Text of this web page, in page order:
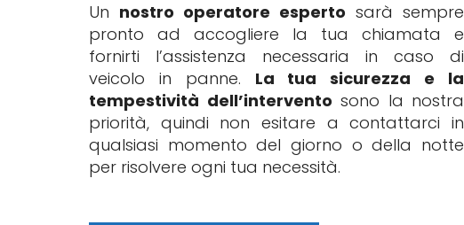
Un nostro operatore esperto sarà sempre
pronto ad accogliere la tua chiamata e
fornirti l’assistenza necessaria in caso di
veicolo in panne. La tua sicurezza e la
tempestività dell’intervento sono la nostra
priorità, quindi non esitare a contattarci in
qualsiasi momento del giorno o della notte
per risolvere ogni tua necessità.